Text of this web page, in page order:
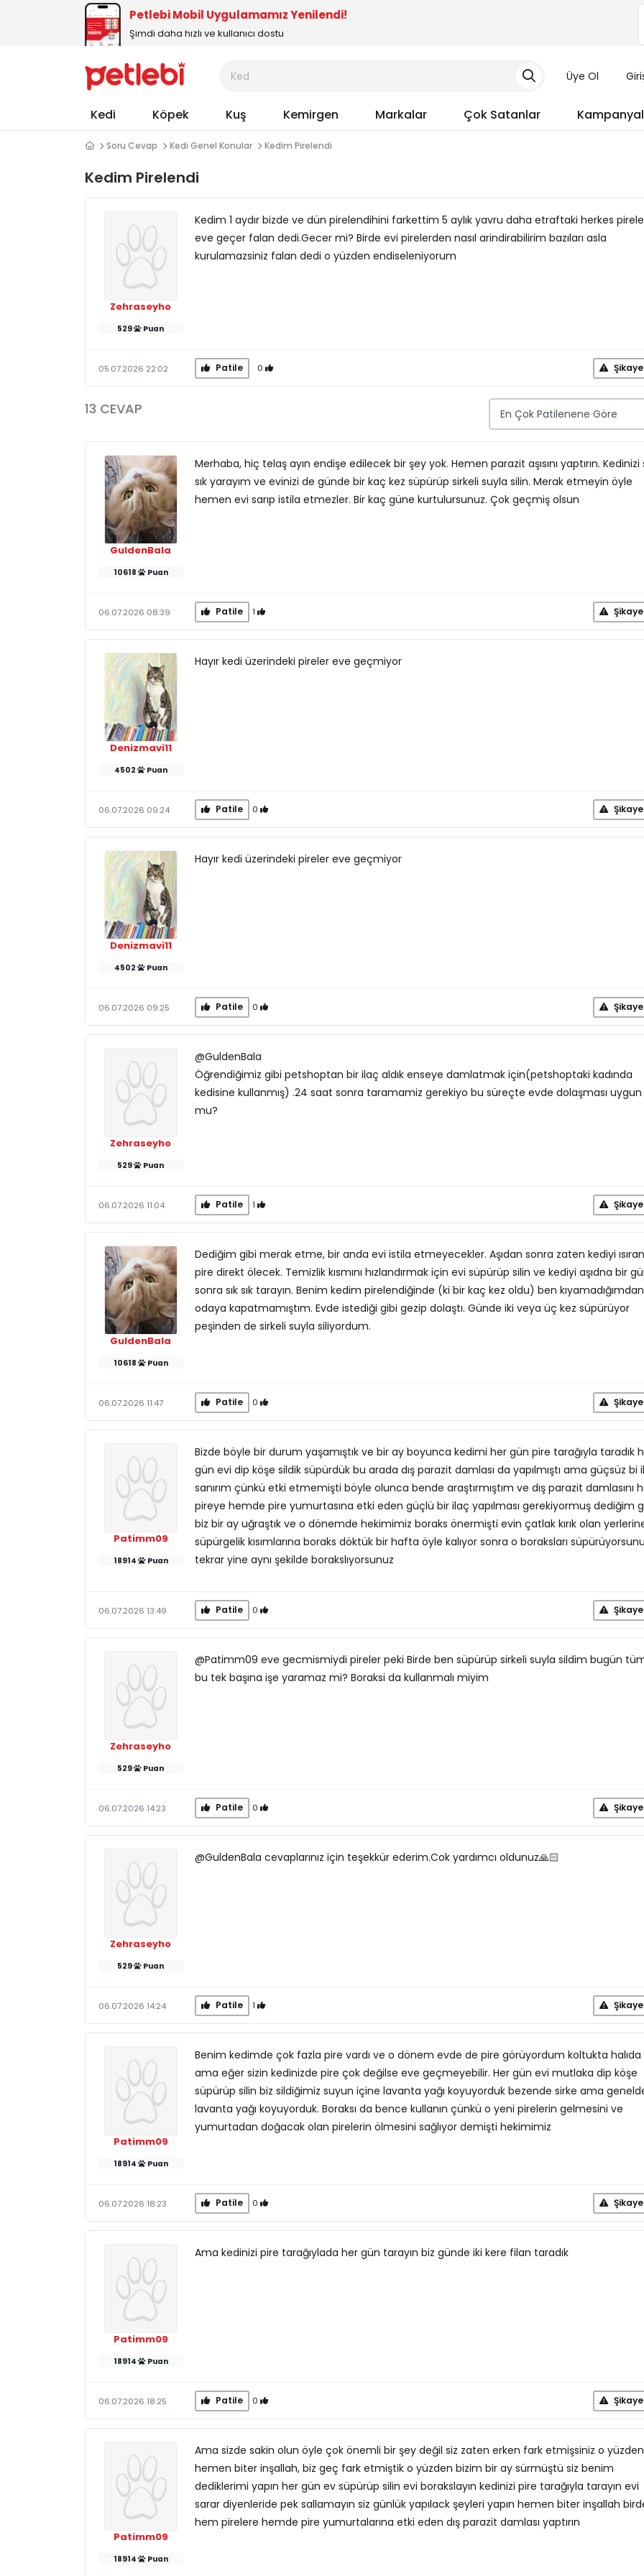
Petlebi Mobil Uygulamamız Yenilendi!
Şimdi daha hızlı ve kullanıcı dostu
Üye Ol
Kedi Köpek Kuş Kemirgen Markalar Çok Satanlar
Soru Cevap Kedi Genel Konular Kedim Pirelendi
Kedim Pirelendi
Zehraseyho
529 Puan
Kedim 1 aydır bizde ve dün pirelendihini farkettim 5 aylık yavru daha etraftaki herkes
eve geçer falan dedi.Gecer mi? Birde evi pirelerden nasıl arindirabilirim bazıları asla
kurulamazsiniz falan dedi o yüzden endiseleniyorum
05.07.2026 22:02 Patile 0
13 CEVAP
GuldenBala
10618 Puan
Merhaba, hiç telaş ayın endişe edilecek bir şey yok. Hemen parazit aşısını yaptırın. Kedinizi
sık yarayım ve evinizi de günde bir kaç kez süpürüp sirkeli suyla silin. Merak etmeyin öyle
hemen evi sarıp istila etmezler. Bir kaç güne kurtulursunuz. Çok geçmiş olsun
06.07.2026 08:39 Patile 1
Denizmavi11
4502 Puan
Hayır kedi üzerindeki pireler eve geçmiyor
06.07.2026 09:24 Patile 0
Denizmavi11
4502 Puan
Hayır kedi üzerindeki pireler eve geçmiyor
06.07.2026 09:25 Patile 0
Zehraseyho
529 Puan
@GuldenBala
Öğrendiğimiz gibi petshoptan bir ilaç aldık enseye damlatmak için(petshoptaki kadında
kedisine kullanmış) .24 saat sonra taramamiz gerekiyo bu süreçte evde dolaşması
mu?
06.07.2026 11:04 Patile 1
GuldenBala
10618 Puan
Dediğim gibi merak etme, bir anda evi istila etmeyecekler. Aşıdan sonra zaten kediyi ısıran
pire direkt ölecek. Temizlik kısmını hızlandırmak için evi süpürüp silin ve kediyi aşıdna bir
sonra sık sık tarayın. Benim kedim pirelendiğinde (ki bir kaç kez oldu) ben kıyamadığımdan
odaya kapatmamıştım. Evde istediği gibi gezip dolaştı. Günde iki veya üç kez süpürüyor
peşinden de sirkeli suyla siliyordum.
06.07.2026 11:47 Patile 0
Patimm09
18914 Puan
Bizde böyle bir durum yaşamıştık ve bir ay boyunca kedimi her gün pire tarağıyla taradık
gün evi dip köşe sildik süpürdük bu arada dış parazit damlası da yapılmıştı ama güçsüz bi
sanırım çünkü etki etmemişti böyle olunca bende araştırmıştım ve dış parazit damlasını
pireye hemde pire yumurtasına etki eden güçlü bir ilaç yapılması gerekiyormuş dediğim
biz bir ay uğraştık ve o dönemde hekimimiz boraks önermişti evin çatlak kırık olan
süpürgelik kısımlarına boraks döktük bir hafta öyle kalıyor sonra o boraksları
tekrar yine aynı şekilde borakslıyorsunuz
06.07.2026 13:49 Patile 0
Zehraseyho
529 Puan
@Patimm09 eve gecmismiydi pireler peki Birde ben süpürüp sirkeli suyla sildim bugün
bu tek başına işe yaramaz mi? Boraksi da kullanmalı miyim
06.07.2026 14:23 Patile 0
Zehraseyho
529 Puan
@GuldenBala cevaplarınız için teşekkür ederim.Cok yardımcı oldunuz🙏🏻
06.07.2026 14:24 Patile 1
Patimm09
18914 Puan
Benim kedimde çok fazla pire vardı ve o dönem evde de pire görüyordum koltukta
ama eğer sizin kedinizde pire çok değilse eve geçmeyebilir. Her gün evi mutlaka dip köşe
süpürüp silin biz sildiğimiz suyun içine lavanta yağı koyuyorduk bezende sirke ama
lavanta yağı koyuyorduk. Boraksı da bence kullanın çünkü o yeni pirelerin gelmesini ve
yumurtadan doğacak olan pirelerin ölmesini sağlıyor demişti hekimimiz
06.07.2026 18:23 Patile 0
Patimm09
18914 Puan
Ama kedinizi pire tarağıylada her gün tarayın biz günde iki kere filan taradık
06.07.2026 18:25 Patile 0
Patimm09
18914 Puan
Ama sizde sakin olun öyle çok önemli bir şey değil siz zaten erken fark etmişsiniz o yüzden
hemen biter inşallah, biz geç fark etmiştik o yüzden bizim bir ay sürmüştü siz benim
dediklerimi yapın her gün ev süpürüp silin evi borakslayın kedinizi pire tarağıyla tarayın evi
sarar diyenleride pek sallamayın siz günlük yapılack şeyleri yapın hemen biter inşallah
hem pirelere hemde pire yumurtalarına etki eden dış parazit damlası yaptırın